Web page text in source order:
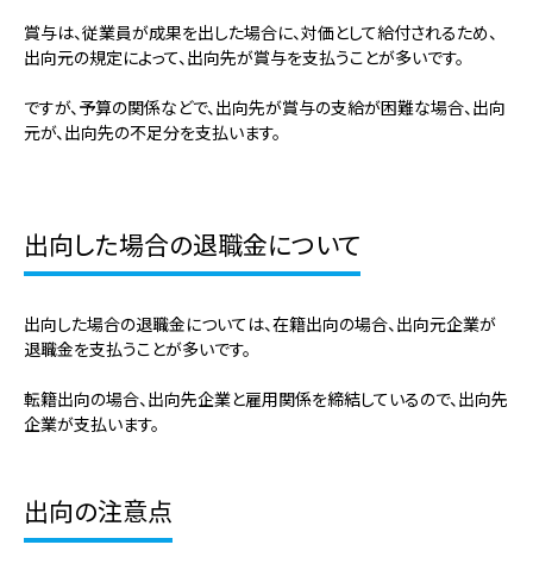
賞与は、従業員が成果を出した場合に、対価として給付されるため、
出向元の規定によって、出向先が賞与を支払うことが多いです。
ですが、予算の関係などで、出向先が賞与の支給が困難な場合、出向
元が、出向先の不足分を支払います。
出向した場合の退職金について
出向した場合の退職金については、在籍出向の場合、出向元企業が
退職金を支払うことが多いです。
転籍出向の場合、出向先企業と雇用関係を締結しているので、出向先
企業が支払います。
出向の注意点